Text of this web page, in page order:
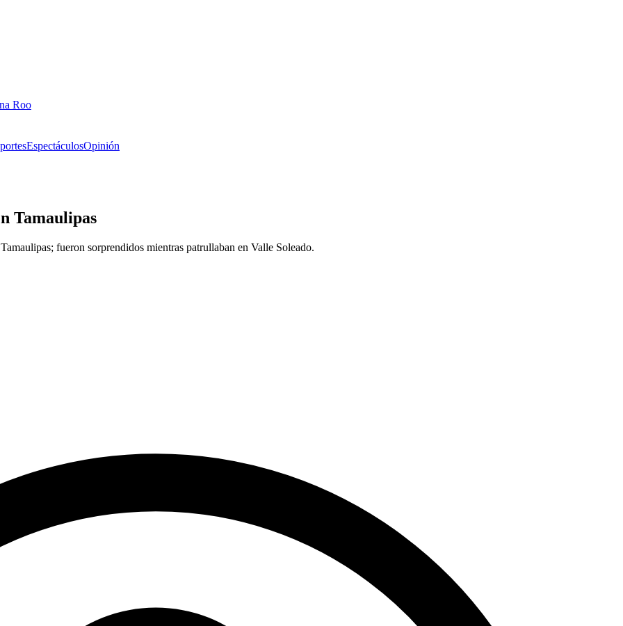
Roo
EspectáculosOpinión
Tamaulipas
fueron sorprendidos mientras patrullaban en Valle Soleado.